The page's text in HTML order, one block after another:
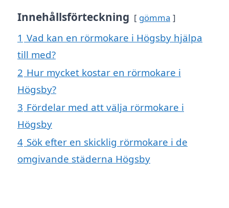
Innehållsförteckning gömma
1 Vad kan en rörmokare i Högsby hjälpa
till med?
2 Hur mycket kostar en rörmokare i
Högsby?
3 Fördelar med att välja rörmokare i
Högsby
4 Sök efter en skicklig rörmokare i de
omgivande städerna Högsby